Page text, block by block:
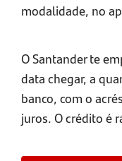
modalidade, no
O Santander te
data chegar, a
banco, com o
juros. O crédito é